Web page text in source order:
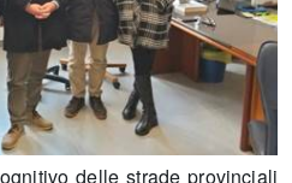
delle strade provinciali